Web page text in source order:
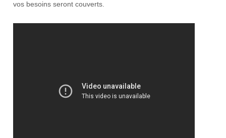
vos besoins seront couverts.